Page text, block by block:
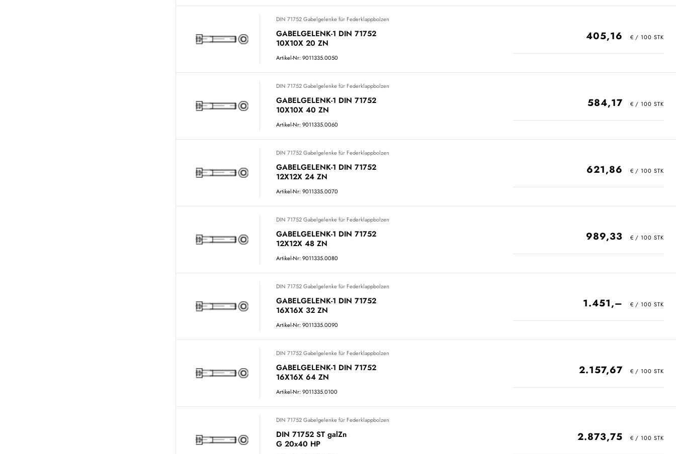
DIN 71752 Gabelgelenke für Federklappbolzen
GABELGELENK-1 DIN 71752
10X10X 20 ZN
Artikel-Nr: 9011335.0050
405,16
DIN 71752 Gabelgelenke für Federklappbolzen
GABELGELENK-1 DIN 71752
10X10X 40 ZN
Artikel-Nr: 9011335.0060
584,17
DIN 71752 Gabelgelenke für Federklappbolzen
GABELGELENK-1 DIN 71752
12X12X 24 ZN
Artikel-Nr: 9011335.0070
621,86
DIN 71752 Gabelgelenke für Federklappbolzen
GABELGELENK-1 DIN 71752
12X12X 48 ZN
Artikel-Nr: 9011335.0080
989,33
DIN 71752 Gabelgelenke für Federklappbolzen
GABELGELENK-1 DIN 71752
16X16X 32 ZN
Artikel-Nr: 9011335.0090
1.451,–
DIN 71752 Gabelgelenke für Federklappbolzen
GABELGELENK-1 DIN 71752
16X16X 64 ZN
Artikel-Nr: 9011335.0100
2.157,67
DIN 71752 Gabelgelenke für Federklappbolzen
DIN 71752 ST galZn
G 20x40 HP
2.873,75